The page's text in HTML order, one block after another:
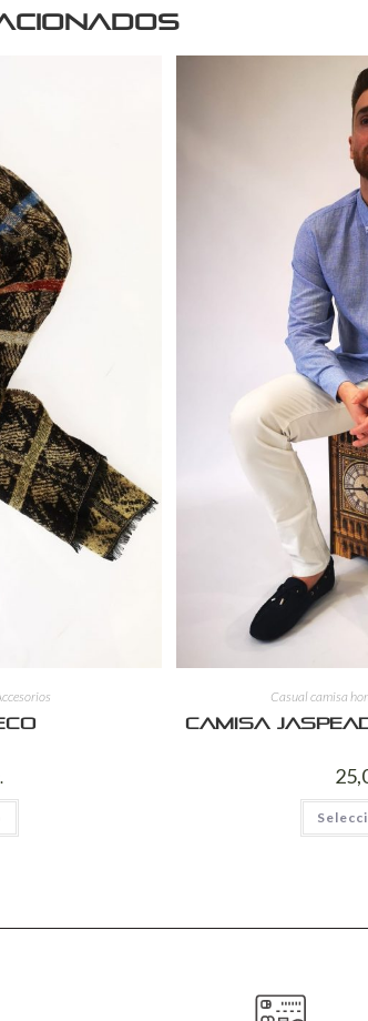
Casual camisa
Camisa